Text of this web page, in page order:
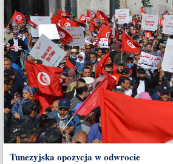
Tunezyjska opozycja w odwrocie